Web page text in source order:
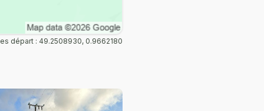
départ : 49.2508930, 0.9662180